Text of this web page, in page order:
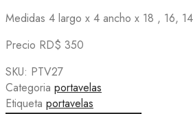
Medidas 4 largo x 4 ancho x 18 , 16,
Precio RD$ 350
SKU: PTV27
Categoria portavelas
Etiqueta portavelas